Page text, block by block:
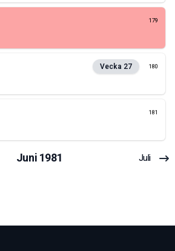
179
Vecka 27 180
181
Juni1981 Juli